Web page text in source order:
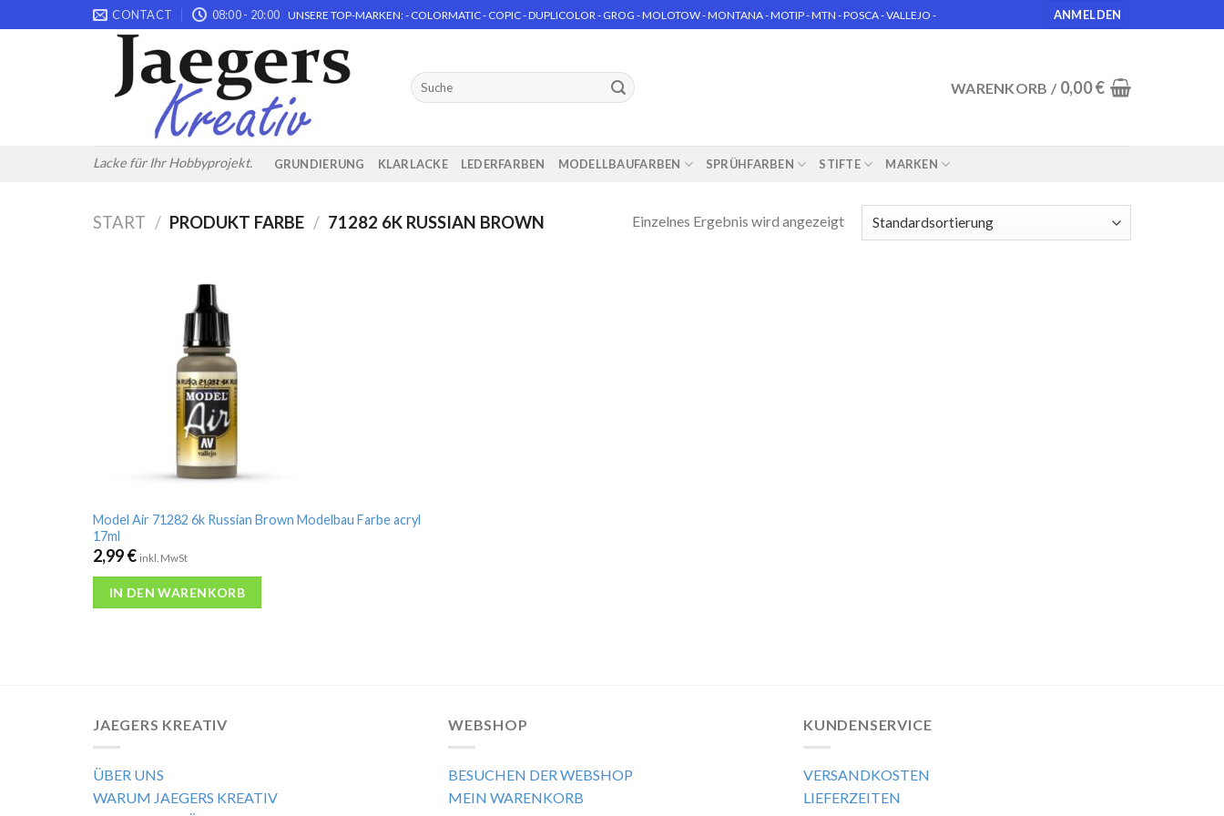
to
CONTACT 08:00 - 20:00 UNSERE TOP-MARKEN: - COLORMATIC - COPIC - DUPLICOLOR - GROG - MOLOTOW - MONTANA - MOTIP - MTN - POSCA - VALLEJO - ANMELDEN
Lacke für Ihr Hobbyprojekt.
Suchen
nach:
WARENKORB / 0,00€
GRUNDIERUNG KLARLACKE LEDERFARBEN MODELLBAUFARBEN SPRÜHFARBEN STIFTE MARKEN
START / PRODUKT FARBE / 71282 6K RUSSIAN BROWN Einzelnes Ergebnis wird angezeigt
Model Air 71282 6k Russian Brown Modelbau Farbe acryl
17ml
2,99€ inkl. MwSt
IN DEN WARENKORB
JAEGERS KREATIV
ÜBER UNS
WARUM JAEGERS KREATIV
WEBSHOP
BESUCHEN DER WEBSHOP
MEIN WARENKORB
KUNDENSERVICE
VERSANDKOSTEN
LIEFERZEITEN